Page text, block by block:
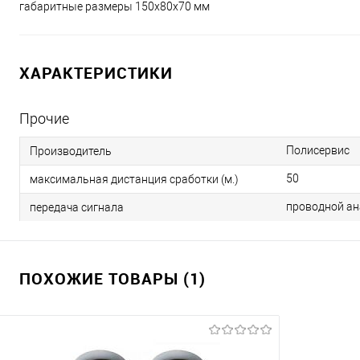
габаритные размеры 150x80x70 мм
ХАРАКТЕРИСТИКИ
Прочие
Производитель Полисервис
максимальная дистанция сработки (м.) 50
передача сигнала проводной
ПОХОЖИЕ ТОВАРЫ (1)